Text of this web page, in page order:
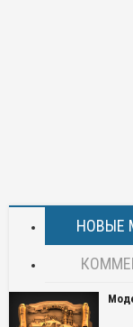
НОВЫЕ